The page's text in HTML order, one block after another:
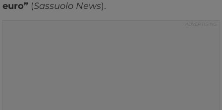
euro” (Sassuolo News).